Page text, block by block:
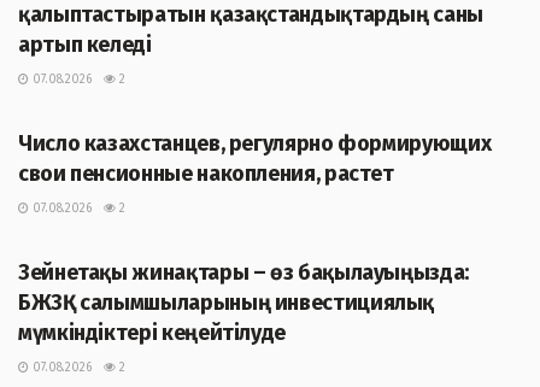
қалыптастыратын қазақстандықтардың саны
артып келеді
07.08.2026
2
Число казахстанцев, регулярно формирующих
свои пенсионные накопления, растет
07.08.2026
2
Зейнетақы жинақтары – өз бақылауыңызда:
БЖЗҚ салымшыларының инвестициялық
мүмкіндіктері кеңейтілуде
07.08.2026
2